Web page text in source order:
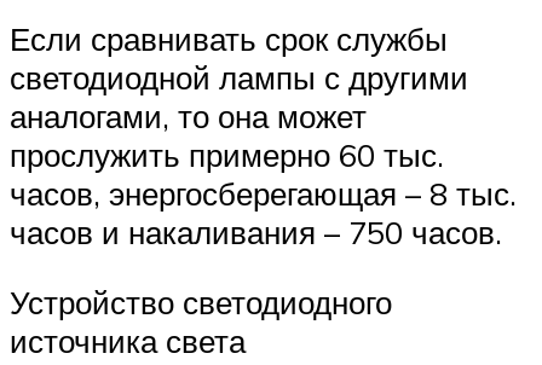
Если сравнивать срок службы
светодиодной лампы с другими
аналогами, то она может
прослужить примерно 60 тыс.
часов, энергосберегающая – 8 тыс.
часов и накаливания – 750 часов.
Устройство светодиодного
источника света